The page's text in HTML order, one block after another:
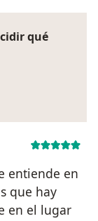
qué
entiende en
que hay
en el lugar